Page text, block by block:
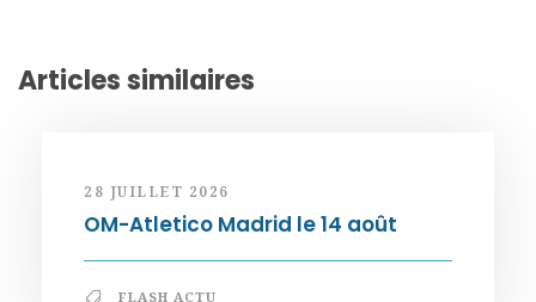
Articles similaires
28 JUILLET 2026
OM-Atletico Madrid le 14 août
FLASH ACTU